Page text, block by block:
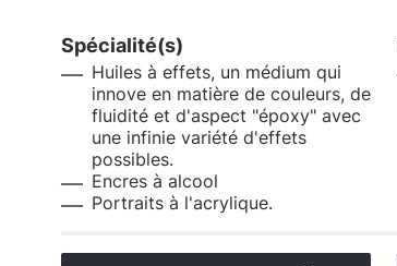
Spécialité(s)
Huiles à effets, un médium qui
innove en matière de couleurs, de
fluidité et d'aspect "époxy" avec
une infinie variété d'effets
possibles.
Encres à alcool
Portraits à l'acrylique.